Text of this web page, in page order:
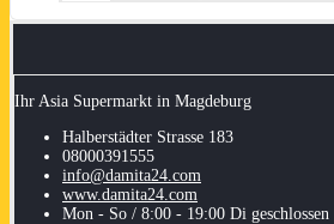
Ihr Asia Supermarkt in Magdeburg
Halberstädter Strasse 183
08000391555
info@damita24.com
www.damita24.com
Mon - So / 8:00 - 19:00 Di geschlossen